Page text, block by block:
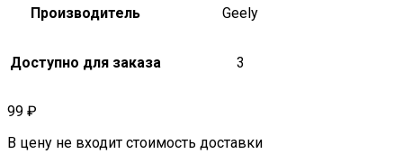
Производитель Geely
Доступно для заказа 3
99 ₽
В цену не входит стоимость доставки